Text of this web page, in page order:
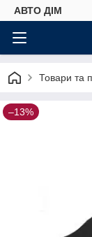
АВТО ДIМ
Товари та
–13%